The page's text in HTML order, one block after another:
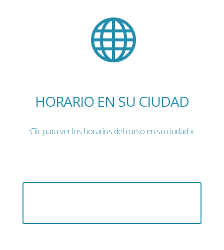

HORARIO EN SU CIUDAD
Clic para ver los horarios del curso en su ciudad »